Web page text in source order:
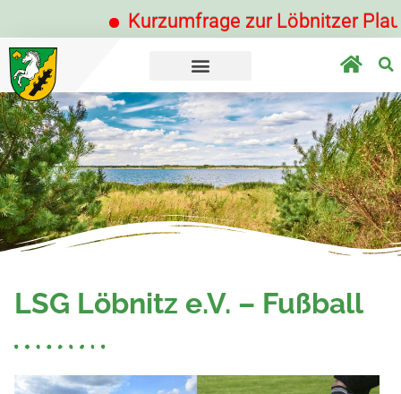
Kurzumfrage zur Löbnitzer
LSG Löbnitz e.V. – Fußball